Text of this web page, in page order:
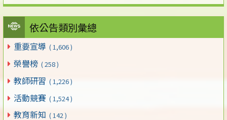
依公告類別彙總
重要宣導 ( 1,606 )
榮譽榜 ( 258 )
教師研習 ( 1,226 )
活動競賽 ( 1,524 )
教育新知 ( 142 )